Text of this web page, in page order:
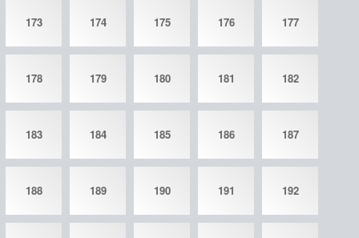
173 174 175 176 177
178 179 180 181 182
183 184 185 186 187
188 189 190 191 192